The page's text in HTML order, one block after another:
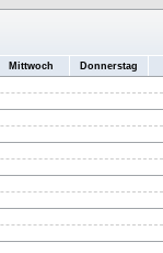
Mittwoch Donnerstag